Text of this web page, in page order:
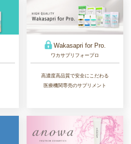
Wakasapri for Pro.
ワカサプリフォープロ
高濃度高品質で安全にこだわる
医療機関専売のサプリメント